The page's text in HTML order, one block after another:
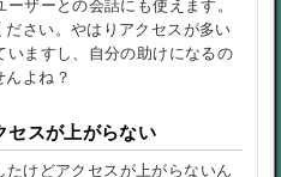
ザーとの会話にも使えます。
さい。やはりアクセスが多い
いますし、自分の助けになるの
よね？
スが上がらない
けどアクセスが上がらないん